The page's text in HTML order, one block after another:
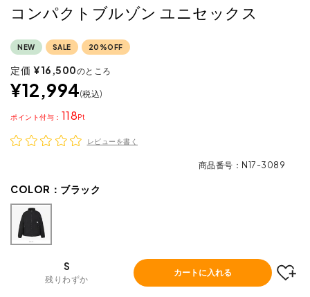
コンパクトブルゾン ユニセックス
NEW SALE 20%OFF
定価 ¥16,500のところ
¥12,994 税込
118
ポイント
レビューを書く
商品番号 N17-3089
COLOR： ブラック
S
残りわずか
カートに入れる